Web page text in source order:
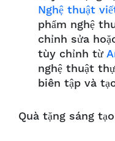
Nghệ thuật
phẩm nghệ
chỉnh sửa
tùy chỉnh từ
nghệ thuật
biên tập và
Quà tặng sáng tạo